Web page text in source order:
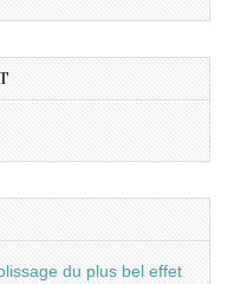
du plus bel effet